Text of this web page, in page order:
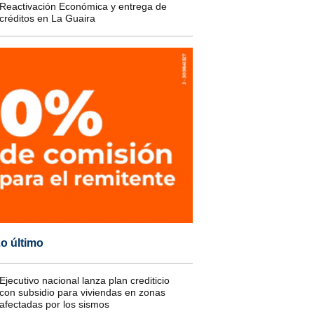
Económica y entrega de
en La Guaira
último
nacional lanza plan crediticio
subsidio para viviendas en zonas
por los sismos